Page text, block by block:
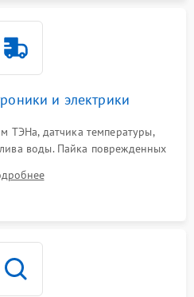
и электрики
ТЭНа, датчика температуры,
воды. Пайка поврежденных
проводки и контактов.